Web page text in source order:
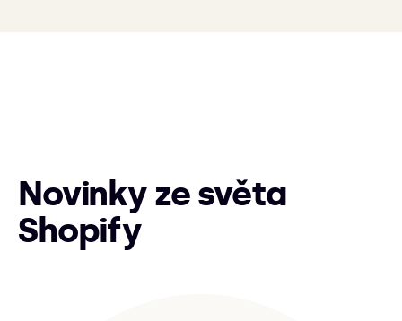
Novinky ze světa
Shopify